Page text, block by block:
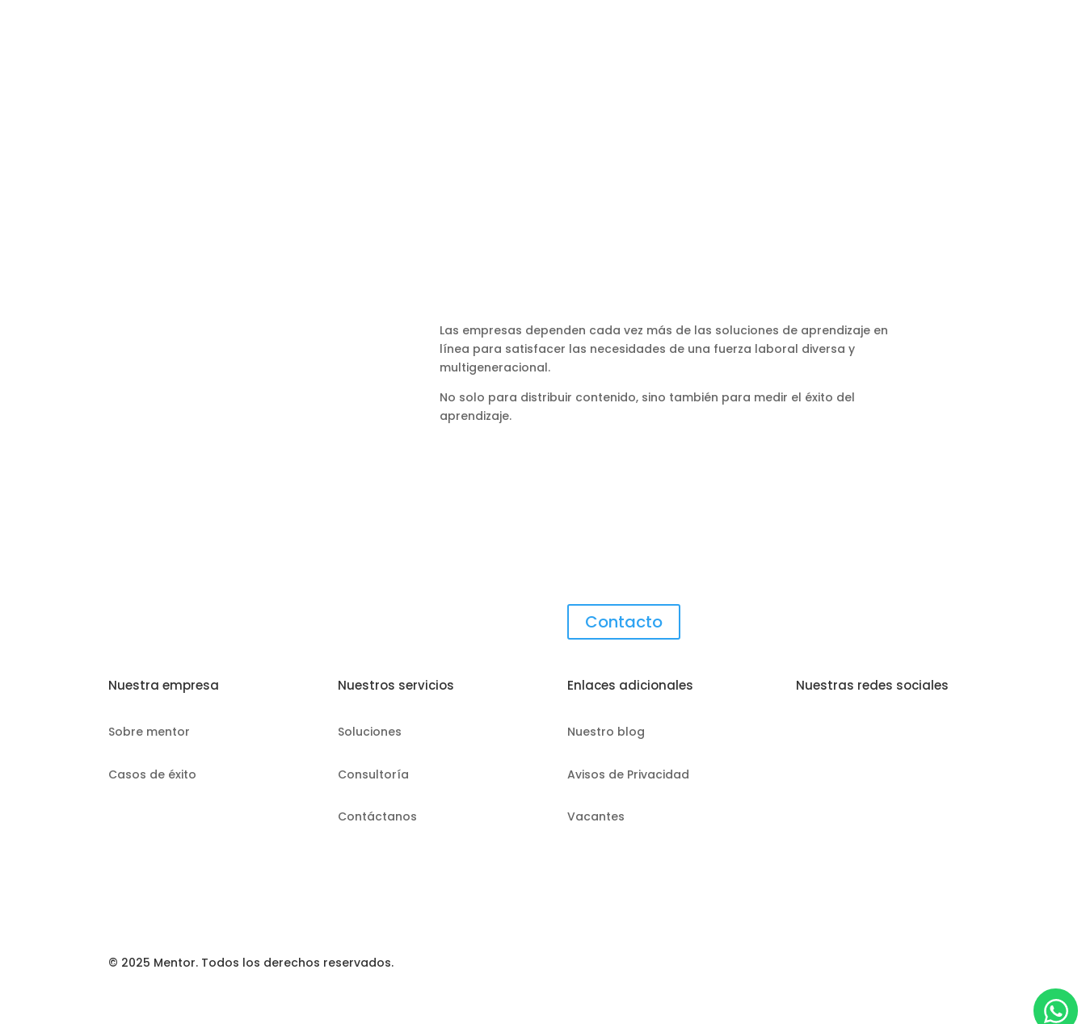
Las empresas dependen cada vez más de las soluciones de aprendizaje en
línea para satisfacer las necesidades de una fuerza laboral diversa y
multigeneracional.
No solo para distribuir contenido, sino también para medir el éxito del
aprendizaje.
Contacto
Nuestra empresa
Sobre mentor
Casos de éxito
Nuestros servicios
Soluciones
Consultoría
Contáctanos
Enlaces adicionales
Nuestro blog
Avisos de Privacidad
Vacantes
Nuestras redes sociales
© 2025 Mentor. Todos los derechos reservados.